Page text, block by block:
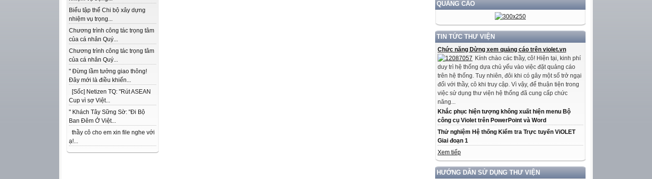
Biểu tập thể Chi bộ xây dựng
nhiệm vụ trọng...
Chương trình công tác trọng tâm
của cá nhân Quý...
Chương trình công tác trọng tâm
của cá nhân Quý...
" Đừng lầm tưởng giao thông!
Đây mới là điều khiến...
[Sốc] Netizen TQ: "Rút ASEAN
Cup vì sợ Việt...
" Khách Tây Sững Sờ: "Đi Bộ
Ban Đêm Ở Việt...
thầy cô cho em xin file nghe với
ạ!...
QUẢNG CÁO
TIN TỨC THƯ VIỆN
Chức năng Dừng xem quảng cáo trên violet.vn
Kính chào các thầy, cô! Hiện tại, kinh phí
duy trì hệ thống dựa chủ yếu vào việc đặt quảng cáo
trên hệ thống. Tuy nhiên, đôi khi có gây một số trở ngại
đối với thầy, cô khi truy cập. Vì vậy, để thuận tiện trong
việc sử dụng thư viện hệ thống đã cung cấp chức
năng...
Khắc phục hiện tượng không xuất hiện menu Bộ
công cụ Violet trên PowerPoint và Word
Thử nghiệm Hệ thống Kiểm tra Trực tuyến ViOLET
Giai đoạn 1
Xem tiếp
HƯỚNG DẪN SỬ DỤNG THƯ VIỆN